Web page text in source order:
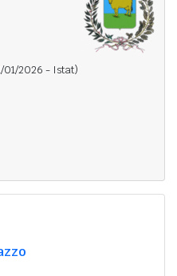
01/2026 - Istat)